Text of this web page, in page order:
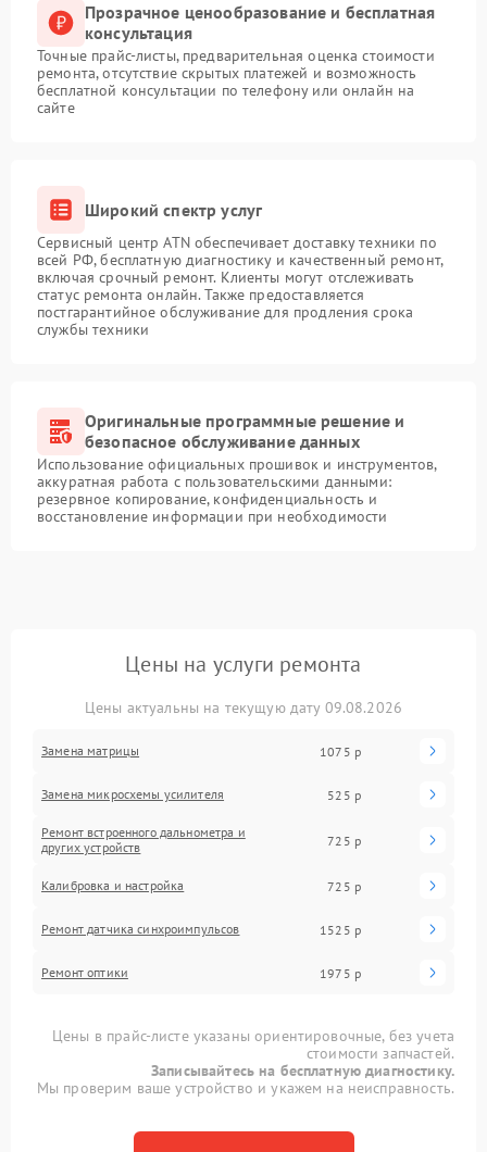
Прозрачное ценообразование и бесплатная
консультация
Точные прайс-листы, предварительная оценка стоимости
ремонта, отсутствие скрытых платежей и возможность
бесплатной консультации по телефону или онлайн на
сайте
Широкий спектр услуг
Сервисный центр ATN обеспечивает доставку техники по
всей РФ, бесплатную диагностику и качественный ремонт,
включая срочный ремонт. Клиенты могут отслеживать
статус ремонта онлайн. Также предоставляется
постгарантийное обслуживание для продления срока
службы техники
Оригинальные программные решение и
безопасное обслуживание данных
Использование официальных прошивок и инструментов,
аккуратная работа с пользовательскими данными:
резервное копирование, конфиденциальность и
восстановление информации при необходимости
Цены на услуги ремонта
Цены актуальны на текущую дату 09.08.2026
Замена матрицы 1075 р
Замена микросхемы усилителя 525 р
Ремонт встроенного дальнометра и
других устройств
725 р
Калибровка и настройка 725 р
Ремонт датчика синхроимпульсов 1525 р
Ремонт оптики 1975 р
Цены в прайс-листе указаны ориентировочные, без учета
стоимости запчастей.
Записывайтесь на бесплатную диагностику.
Мы проверим ваше устройство и укажем на неисправность.